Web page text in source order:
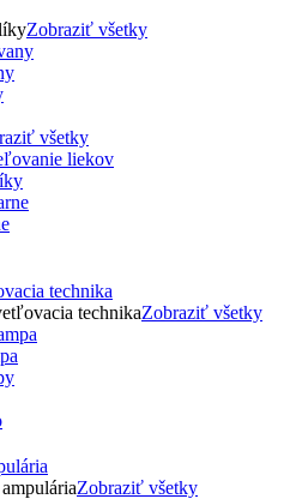
Zobraziť všetky
všetky
technika
technikaZobraziť všetky
Zobraziť všetky